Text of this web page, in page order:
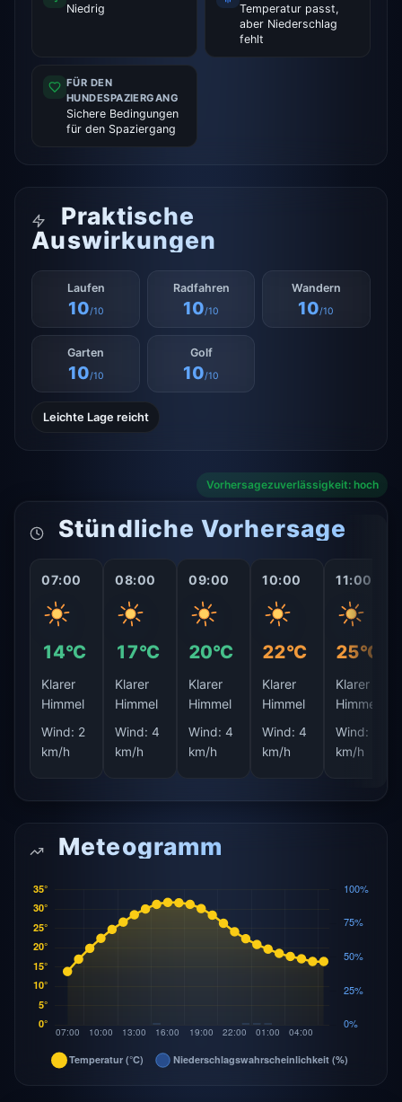
Niedrig
Temperatur passt,
aber Niederschlag
fehlt
FÜR DEN
HUNDESPAZIERGANG
Sichere Bedingungen
für den Spaziergang
Praktische
Auswirkungen
Laufen
10/10
Radfahren
10/10
Wandern
10/10
Garten
10/10
Golf
10/10
Leichte Lage reicht
Vorhersagezuverlässigkeit: hoch
Stündliche Vorhersage
07:00
14°C
Klarer
Himmel
Wind: 2
km/h
08:00
17°C
Klarer
Himmel
Wind: 4
km/h
09:00
20°C
Klarer
Himmel
Wind: 4
km/h
10:00
22°C
Klarer
Himmel
Wind: 4
km/h
11:00
25°C
Klarer
Himmel
Wind:
km/h
Meteogramm